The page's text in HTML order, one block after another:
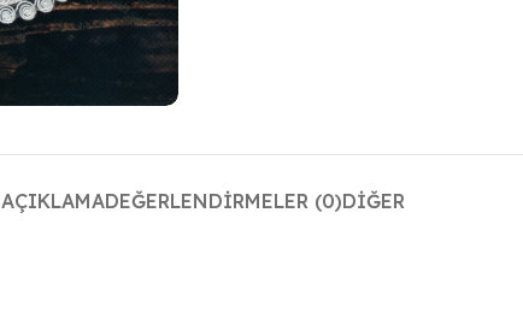
AÇIKLAMADEĞERLENDIRMELER (0)DIĞER